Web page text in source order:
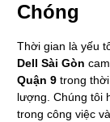
Chóng
Thời gian là yếu
Dell Sài Gòn
Quận 9 trong
lượng. Chúng tôi
trong công việc